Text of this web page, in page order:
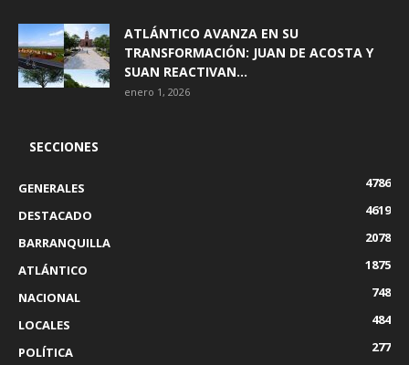
ATLÁNTICO AVANZA EN SU
TRANSFORMACIÓN: JUAN DE ACOSTA Y
SUAN REACTIVAN...
enero 1, 2026
SECCIONES
GENERALES
4786
DESTACADO
4619
BARRANQUILLA
2078
ATLÁNTICO
1875
NACIONAL
748
LOCALES
484
POLÍTICA
277